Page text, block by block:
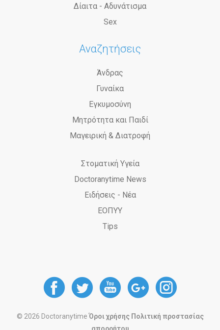
Δίαιτα - Αδυνάτισμα
Sex
Αναζητήσεις
Άνδρας
Γυναίκα
Εγκυμοσύνη
Μητρότητα και Παιδί
Μαγειρική & Διατροφή
Στοματική Υγεία
Doctoranytime News
Ειδήσεις - Νέα
ΕΟΠΥΥ
Tips
DoctorAnyTime
at
DoctorAnyTime
at at at at
© 2026 DoctoranytimeΌροι χρήσης Πολιτική προστασίας